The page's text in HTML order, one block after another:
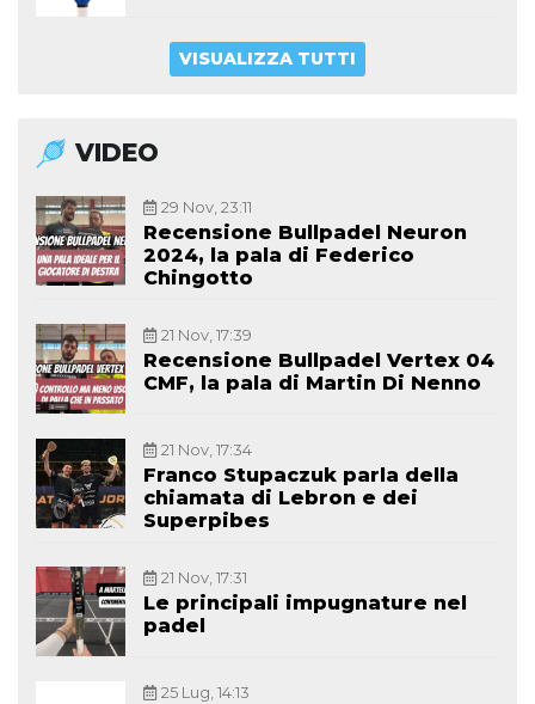
VISUALIZZA TUTTI
VIDEO
29 Nov, 23:11
Recensione Bullpadel Neuron
2024, la pala di Federico
Chingotto
21 Nov, 17:39
Recensione Bullpadel Vertex 04
CMF, la pala di Martin Di Nenno
21 Nov, 17:34
Franco Stupaczuk parla della
chiamata di Lebron e dei
Superpibes
21 Nov, 17:31
Le principali impugnature nel
padel
25 Lug, 14:13